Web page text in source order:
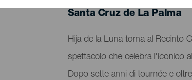
Localidad
Santa Cruz de La Palma
Descripción
del
evento
Hija de la Luna torna al Recinto
spettacolo che celebra l'iconico
Dopo sette anni di tournée e